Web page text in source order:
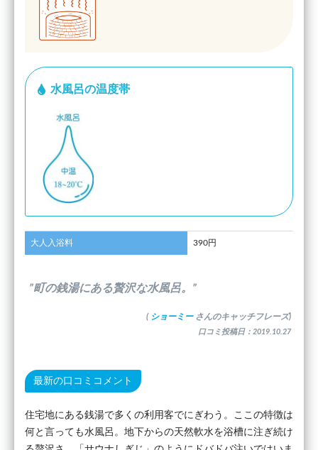
水風呂の温度帯
大人入浴料 390円
”町の銭湯にある贅沢な水風呂。”
( ショーミー さんのキャッチフレーズ)
口コミ投稿日：2019.10.27
最新の口コミコメント
住宅地にある銭湯で多くの利用客でにぎわう。ここの特徴は
何と言っても水風呂。地下からの天然軟水を浴槽に注ぎ続け